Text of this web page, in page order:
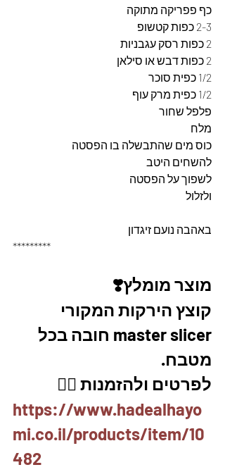
כף פפריקה מתוקה
2-3 כפות קטשופ
2 כפות רסק עגבניות
2 כפות דבש או סילאן
1/2 כפית סוכר
1/2 כפית מרק עוף
פלפל שחור
מלח
כוס מים שהתבשלה בו הפסטה
להשחים היטב
לשפוך על הפסטה
ולזלול
באהבה נועם זיגדון
*********
מוצר מומלץ❣️
קוצץ הירקות המקורי
master slicer חובה בכל
מטבח.
לפרטים ולהזמנות 👇🏼
https://www.hadealhayo
mi.co.il/products/item/10
482